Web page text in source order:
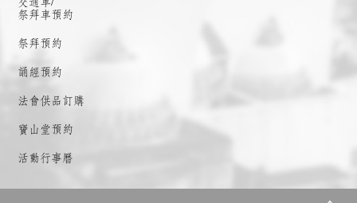
祭拜車預約
祭拜預約
誦經預約
法會供品訂購
寶山堂預約
活動行事曆